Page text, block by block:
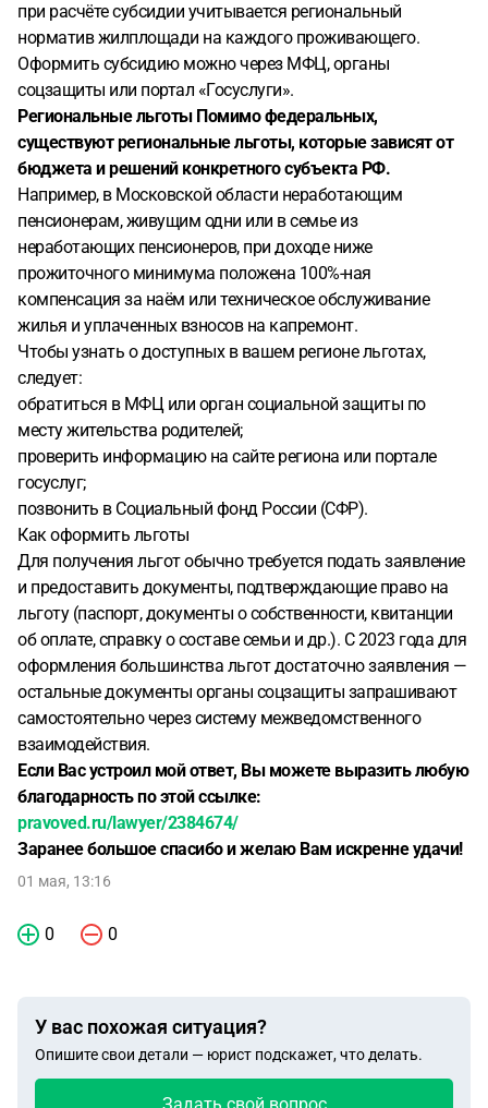
при расчёте субсидии учитывается региональный
норматив жилплощади на каждого проживающего.
Оформить субсидию можно через МФЦ, органы
соцзащиты или портал «Госуслуги».
Региональные льготы Помимо федеральных,
существуют региональные льготы, которые зависят от
бюджета и решений конкретного субъекта РФ.
Например, в Московской области неработающим
пенсионерам, живущим одни или в семье из
неработающих пенсионеров, при доходе ниже
прожиточного минимума положена 100%-ная
компенсация за наём или техническое обслуживание
жилья и уплаченных взносов на капремонт.
Чтобы узнать о доступных в вашем регионе льготах,
следует:
обратиться в МФЦ или орган социальной защиты по
месту жительства родителей;
проверить информацию на сайте региона или портале
госуслуг;
позвонить в Социальный фонд России (СФР).
Как оформить льготы
Для получения льгот обычно требуется подать заявление
и предоставить документы, подтверждающие право на
льготу (паспорт, документы о собственности, квитанции
об оплате, справку о составе семьи и др.). С 2023 года для
оформления большинства льгот достаточно заявления —
остальные документы органы соцзащиты запрашивают
самостоятельно через систему межведомственного
взаимодействия.
Если Вас устроил мой ответ, Вы можете выразить любую
благодарность по этой ссылке:
pravoved.ru/lawyer/2384674/
Заранее большое спасибо и желаю Вам искренне удачи!
01 мая, 13:16
0 0
У вас похожая ситуация?
Опишите свои детали — юрист подскажет, что делать.